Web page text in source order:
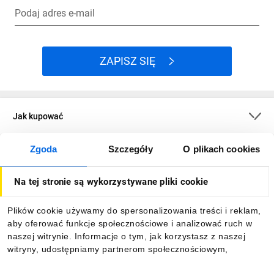
Zgoda Szczegóły O plikach cookies
Na tej stronie są wykorzystywane pliki cookie
Plików cookie używamy do spersonalizowania treści i reklam,
aby oferować funkcje społecznościowe i analizować ruch w
naszej witrynie. Informacje o tym, jak korzystasz z naszej
witryny, udostępniamy partnerom społecznościowym,
Podaj adres e-mail
ZAPISZ SIĘ
Jak kupować
O firmie
Informacje